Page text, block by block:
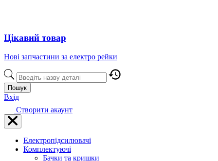
Цікавий товар
Нові запчастини за електро рейки
Пошук
Вхід
Створити акаунт
Електропідсилювачі
Комплектуючі
Бачки та кришки